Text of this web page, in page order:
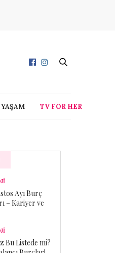
YAŞAM TV FOR HER
Ayı Burç
– Kariyer ve
Bu Listede mi?